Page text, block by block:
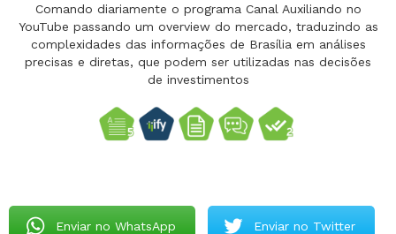
Comando diariamente o programa Canal Auxiliando no
YouTube passando um overview do mercado, traduzindo as
complexidades das informações de Brasília em análises
precisas e diretas, que podem ser utilizadas nas decisões
de investimentos
Enviar no WhatsApp Enviar no Twitter